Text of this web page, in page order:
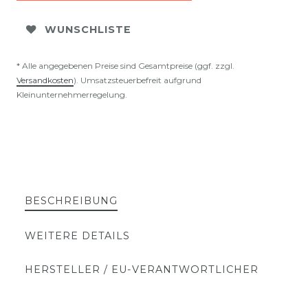
WUNSCHLISTE
* Alle angegebenen Preise sind Gesamtpreise (ggf. zzgl.
Versandkosten). Umsatzsteuerbefreit aufgrund
Kleinunternehmerregelung.
BESCHREIBUNG
WEITERE DETAILS
HERSTELLER / EU-VERANTWORTLICHER